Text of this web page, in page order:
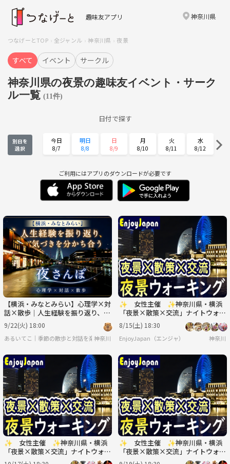
趣味友アプリ 神奈川県
つなげーとTOP 全ジャンル 神奈川県 夜景
すべて イベント サークル
神奈川県の夜景の趣味友イベント・サーク
ル一覧 (11件)
日付で探す
別日を
選択
今日
8/7
明日
8/8
日
8/9
月
8/10
火
8/11
水
8/12
8/13 8/14 8/15 8/16 8/17
水
8/19
木
8/20
土
8/22
日
8/23
8/25 8/26 8/27 8/28 8/30
月
8/31
火
9/1 9/2
木
9/3
土
9/5
ご利用にはアプリのダウンロードが必要です
【横浜・みなとみらい】心理学×対
話×散歩｜人生経験を振り返り、気
づきを分かち合う夜さんぽ
9/22(火) 18:00
​​あるいてこ｜季節の散歩と対話を楽しむ会
神奈川
✨ 女性主催 ✨神奈川県・横浜
「夜景×散策×交流」ナイトウォー
キング
8/15(土) 18:30
EnjoyJapan（エンジャ） 神奈川
✨ 女性主催 ✨神奈川県・横浜
「夜景×散策×交流」ナイトウォー
キング
✨ 女性主催 ✨神奈川県・横浜
「夜景×散策×交流」ナイトウォー
キング